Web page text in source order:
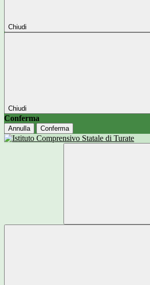
Chiudi
Chiudi
Conferma
Annulla Conferma